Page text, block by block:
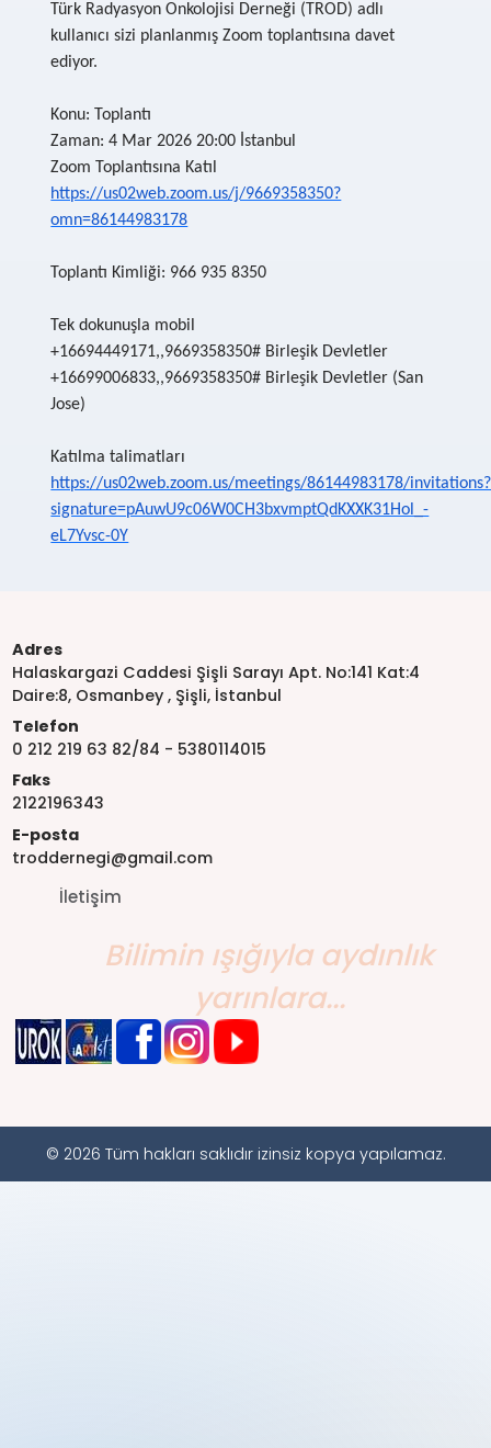
Türk Radyasyon Onkolojisi Derneği (TROD) adlı
kullanıcı sizi planlanmış Zoom toplantısına davet
ediyor.
Konu: Toplantı
Zaman: 4 Mar 2026 20:00 İstanbul
Zoom Toplantısına Katıl
https://us02web.zoom.us/j/9669358350?
omn=86144983178
Toplantı Kimliği: 966 935 8350
Tek dokunuşla mobil
+16694449171,,9669358350# Birleşik Devletler
+16699006833,,9669358350# Birleşik Devletler (San
Jose)
Katılma talimatları
https://us02web.zoom.us/meetings/86144983178/invitations?
signature=pAuwU9c06W0CH3bxvmptQdKXXK31Hol_-
eL7Yvsc-0Y
Adres
Halaskargazi Caddesi Şişli Sarayı Apt. No:141 Kat:4
Daire:8, Osmanbey , Şişli, İstanbul
Telefon
0 212 219 63 82/84 - 5380114015
Faks
2122196343
E-posta
troddernegi@gmail.com
İletişim
Bilimin ışığıyla aydınlık
yarınlara...
© 2026 Tüm hakları saklıdır izinsiz kopya yapılamaz.